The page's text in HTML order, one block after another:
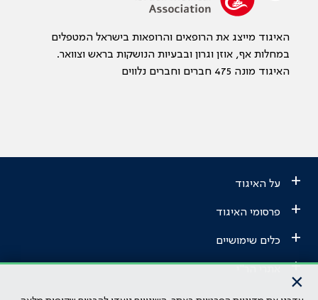
האיגוד מייצג את הרופאים והרופאות בישראל המטפלים
במחלות אף, אוזן וגרון ובבעיות הנושקות בראש וצוואר.
האיגוד מונה 475 חברים וחברים נלווים
+ על האיגוד
+ פרסומי האיגוד
+ כלים שימושיים
+
×